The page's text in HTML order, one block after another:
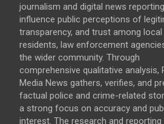
journalism and digital news reporting
influence public perceptions of
transparency, and trust among local
residents, law enforcement
the wider community. Through
comprehensive qualitative analysis,
Media News gathers, verifies, and
factual police and crime-related
a strong focus on accuracy and
interest. The research and